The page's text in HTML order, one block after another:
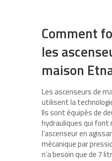
Comment
les
maison
Les ascenseurs de
utilisent la
Ils sont équipés de
hydrauliques qui
l’ascenseur en
mécanique par
n’a besoin que de 7